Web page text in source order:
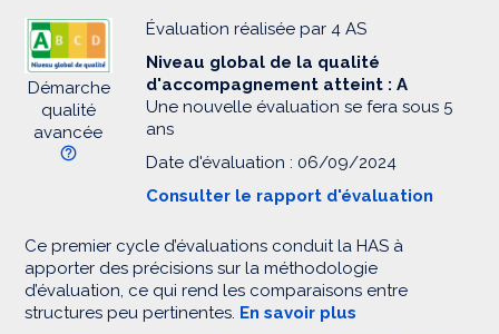
Démarche
qualité
avancée
Évaluation réalisée par 4 AS
Niveau global de la qualité
d'accompagnement atteint : A
Une nouvelle évaluation se fera sous 5
ans
Date d'évaluation : 06/09/2024
Consulter le rapport d'évaluation
Ce premier cycle d’évaluations conduit la HAS à
apporter des précisions sur la méthodologie
d’évaluation, ce qui rend les comparaisons entre
structures peu pertinentes. En savoir plus